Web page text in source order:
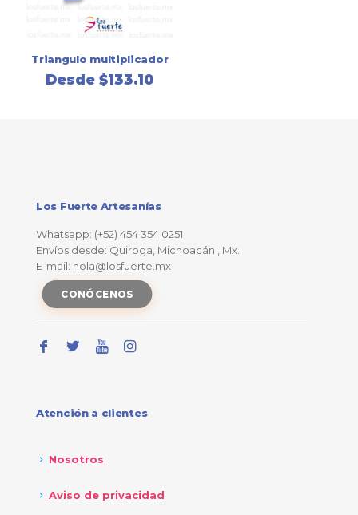
Triangulo multiplicador
Desde$133.10
Los Fuerte Artesanías
Whatsapp: (+52) 454 354 0251
Envíos desde: Quiroga, Michoacán , Mx.
E-mail: hola@losfuerte.mx
CONÓCENOS
Atención a clientes
Nosotros
Aviso de privacidad